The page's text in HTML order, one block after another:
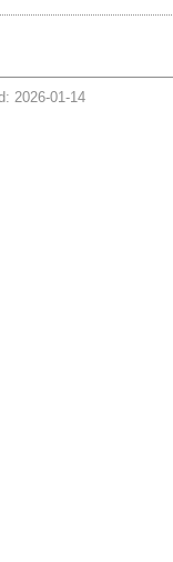
2026-01-14